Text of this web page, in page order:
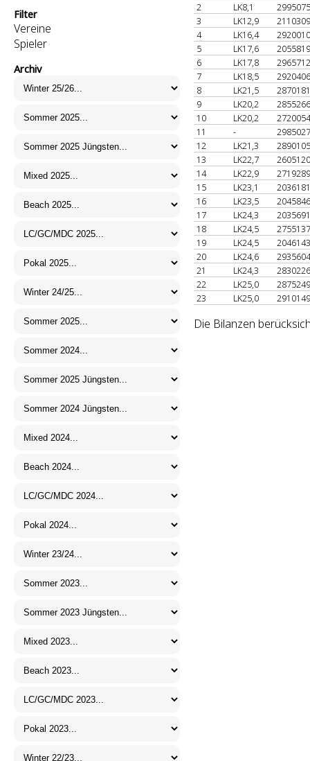
Filter
Vereine
Spieler
Archiv
2
LK8,1
3
LK12,9
4
LK16,4
5
LK17,6
6
LK17,8
7
LK18,5
8
LK21,5
9
LK20,2
10
LK20,2
11
-
12
LK21,3
13
LK22,7
14
LK22,9
15
LK23,1
16
LK23,5
17
LK24,3
18
LK24,5
19
LK24,5
20
LK24,6
21
LK24,3
22
LK25,0
23
LK25,0
Die Bilanzen